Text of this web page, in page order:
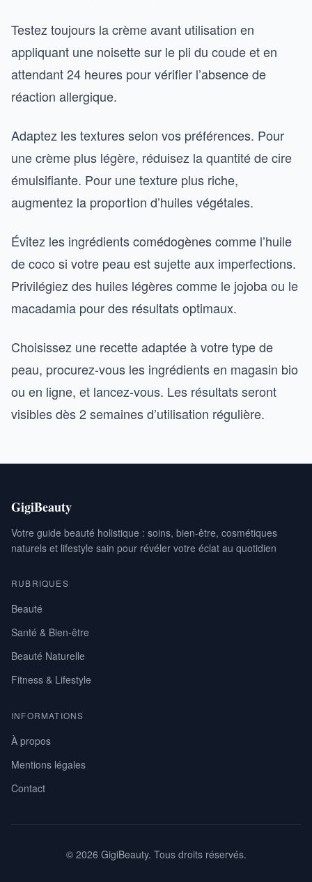
Testez toujours la crème avant utilisation en
appliquant une noisette sur le pli du coude et en
attendant 24 heures pour vérifier l’absence de
réaction allergique.
Adaptez les textures selon vos préférences. Pour
une crème plus légère, réduisez la quantité de cire
émulsifiante. Pour une texture plus riche,
augmentez la proportion d’huiles végétales.
Évitez les ingrédients comédogènes comme l’huile
de coco si votre peau est sujette aux imperfections.
Privilégiez des huiles légères comme le jojoba ou le
macadamia pour des résultats optimaux.
Choisissez une recette adaptée à votre type de
peau, procurez-vous les ingrédients en magasin bio
ou en ligne, et lancez-vous. Les résultats seront
visibles dès 2 semaines d’utilisation régulière.
GigiBeauty
Votre guide beauté holistique : soins, bien-être, cosmétiques
naturels et lifestyle sain pour révéler votre éclat au quotidien
RUBRIQUES
Beauté
Santé & Bien-être
Beauté Naturelle
Fitness & Lifestyle
INFORMATIONS
À propos
Mentions légales
Contact
© 2026 GigiBeauty. Tous droits réservés.